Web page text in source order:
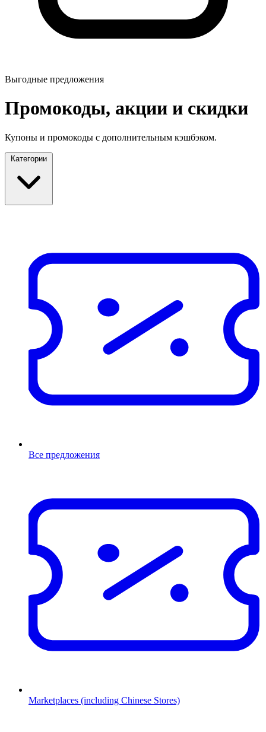
Выгодные предложения
Промокоды, акции и скидки
Купоны и промокоды с дополнительным кэшбэком.
Категории
Все предложения
Marketplaces (including Chinese Stores)